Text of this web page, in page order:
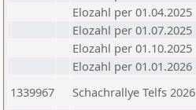
Elozahl per 01.04.2025
Elozahl per 01.07.2025
Elozahl per 01.10.2025
Elozahl per 01.01.2026
1339967
Schachrallye Telfs